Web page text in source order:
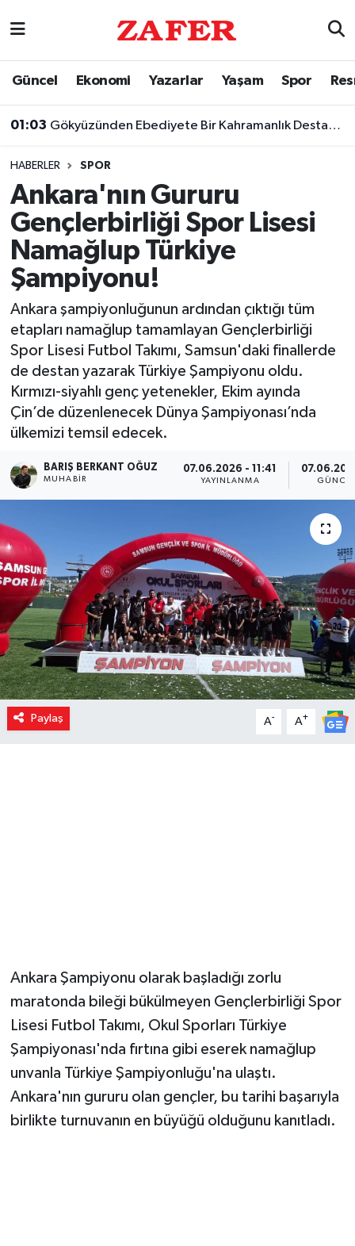
Güncel Ekonomi Yazarlar Yaşam Spor
01:03 Gökyüzünden Ebediyete Bir Kahramanlık Destanı: Şehit Yüzbaşı Cengiz Topel
HABERLER SPOR
Ankara'nın Gururu
Gençlerbirliği Spor Lisesi
Namağlup Türkiye
Şampiyonu!
Ankara şampiyonluğunun ardından çıktığı tüm
etapları namağlup tamamlayan Gençlerbirliği
Spor Lisesi Futbol Takımı, Samsun'daki finallerde
de destan yazarak Türkiye Şampiyonu oldu.
Kırmızı-siyahlı genç yetenekler, Ekim ayında
Çin’de düzenlenecek Dünya Şampiyonası’nda
ülkemizi temsil edecek.
BARIŞ BERKANT OĞUZ
MUHABIR
07.06.2026 - 11:41
YAYINLANMA
Paylaş A- A+
Ankara Şampiyonu olarak başladığı zorlu
maratonda bileği bükülmeyen Gençlerbirliği Spor
Lisesi Futbol Takımı, Okul Sporları Türkiye
Şampiyonası'nda fırtına gibi eserek namağlup
unvanla Türkiye Şampiyonluğu'na ulaştı.
Ankara'nın gururu olan gençler, bu tarihi başarıyla
birlikte turnuvanın en büyüğü olduğunu kanıtladı.
Nöbetçi Eczaneler
Trafik Durumu
Süper Lig Puan Durumu ve Fikstür
Tüm Manşetler
Son Dakika Haberleri
Haber Arşivi